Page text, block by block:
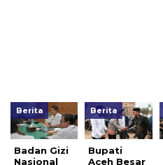
Berita
Badan Gizi
Nasional
Berita
Bupati
Aceh Besar